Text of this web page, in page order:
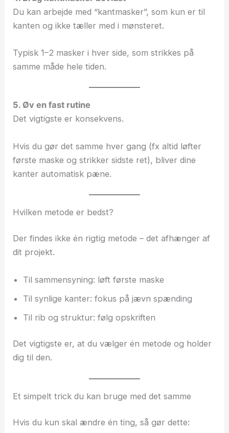
Du kan arbejde med “kantmasker”, som kun er til
kanten og ikke tæller med i mønsteret.
Typisk 1–2 masker i hver side, som strikkes på
samme måde hele tiden.
5. Øv en fast rutine
Det vigtigste er konsekvens.
Hvis du gør det samme hver gang (fx altid løfter
første maske og strikker sidste ret), bliver dine
kanter automatisk pæne.
Hvilken metode er bedst?
Der findes ikke én rigtig metode – det afhænger af
dit projekt.
Til sammensyning: løft første maske
Til synlige kanter: fokus på jævn spænding
Til rib og struktur: følg opskriften
Det vigtigste er, at du vælger én metode og holder
dig til den.
Et simpelt trick du kan bruge med det samme
Hvis du kun skal ændre én ting, så gør dette: